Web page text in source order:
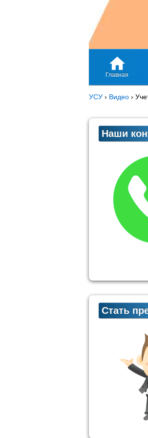
Главная
УСУ › Видео ›
Наши
Стать